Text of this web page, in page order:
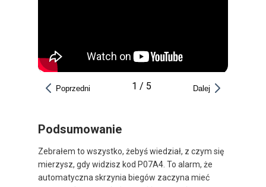
Poprzedni 1 / 5 Dalej
Podsumowanie
Zebrałem to wszystko, żebyś wiedział, z czym się
mierzysz, gdy widzisz kod P07A4. To alarm, że
automatyczna skrzynia biegów zaczyna mieć